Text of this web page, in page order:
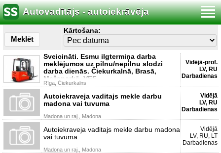
Autovadītājs - autoiekrāvēja
Meklēt
Kārtošana:
Sveicināti. Esmu ilgtermiņa darba
meklējumos uz pilnu/nepilnu slodzi
darba dienās. Čiekurkalnā, Brasā,
Mežaparkā, VEF,
Rīga, Čiekurkalns
Vidējā-prof.
LV, RU
Darbadienas
Autoiekraveja vaditajs mekle darbu
madona vai tuvuma
Madona un raj., Madona
Vidējā
LV, RU
Darbadienas
Autoiekraveja vaditajs mekle darbu madona
vai tuvuma
Madona un raj., Madona
Vidējā
LV, RU, LT
Darbadienas